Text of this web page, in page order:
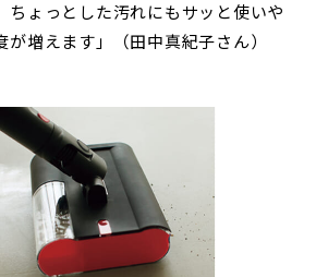
ちょっとした汚れにもサッと使いや
が増えます」（田中真紀子さん）